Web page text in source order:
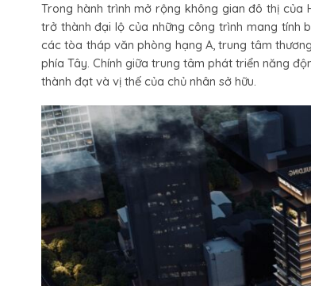
Trong hành trình mở rộng không gian đô thị
trở thành đại lộ của những công trình mang tính
các tòa tháp văn phòng hạng A, trung tâm
phía Tây. Chính giữa trung tâm phát triển năng
thành đạt và vị thế của chủ nhân sở hữu.